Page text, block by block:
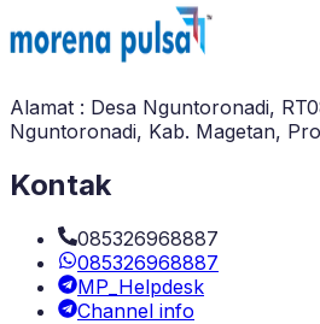
Alamat : Desa Nguntoronadi,
Nguntoronadi, Kab. Magetan,
Kontak
085326968887
085326968887
MP_Helpdesk
Channel info